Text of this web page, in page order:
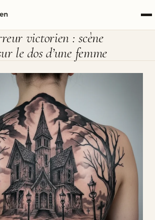
victorien : scène
le dos d’une femme